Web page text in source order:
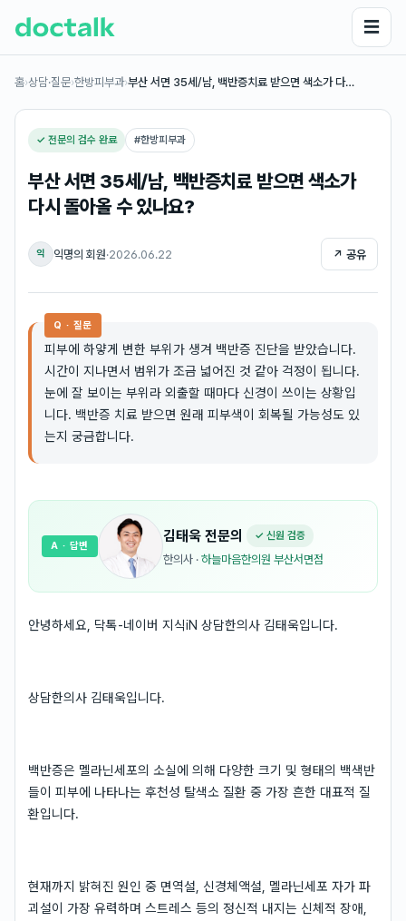
☰
홈›상담·질문›한방피부과›부산 서면 35세/남, 백반증치료 받으면 색소가 다…
✓ 전문의 검수 완료 #한방피부과
부산 서면 35세/남, 백반증치료 받으면 색소가
다시 돌아올 수 있나요?
익 익명의 회원·2026.06.22 ↗ 공유
Q · 질문
피부에 하얗게 변한 부위가 생겨 백반증 진단을 받았습니다.
시간이 지나면서 범위가 조금 넓어진 것 같아 걱정이 됩니다.
눈에 잘 보이는 부위라 외출할 때마다 신경이 쓰이는 상황입
니다. 백반증 치료 받으면 원래 피부색이 회복될 가능성도 있
는지 궁금합니다.
김태욱 전문의 ✓ 신원 검증
한의사 · 하늘마음한의원 부산서면점
A · 답변
안녕하세요, 닥톡-네이버 지식iN 상담한의사 김태욱입니다.
상담한의사 김태욱입니다.
백반증은 멜라닌세포의 소실에 의해 다양한 크기 및 형태의 백색반
들이 피부에 나타나는 후천성 탈색소 질환 중 가장 흔한 대표적 질
환입니다.
현재까지 밝혀진 원인 중 면역설, 신경체액설, 멜라닌세포 자가 파
괴설이 가장 유력하며 스트레스 등의 정신적 내지는 신체적 장애,